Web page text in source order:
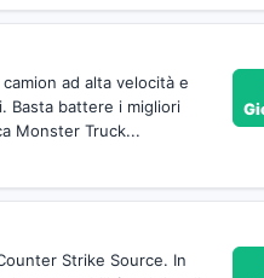
ad alta velocità e
Basta battere i migliori
Monster Truck...
Strike Source. In